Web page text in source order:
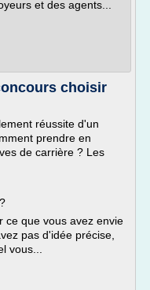
et des agents...
choisir
réussite d'un
prendre en
de carrière ? Les
ce que vous avez envie
pas d'idée précise,
vous...